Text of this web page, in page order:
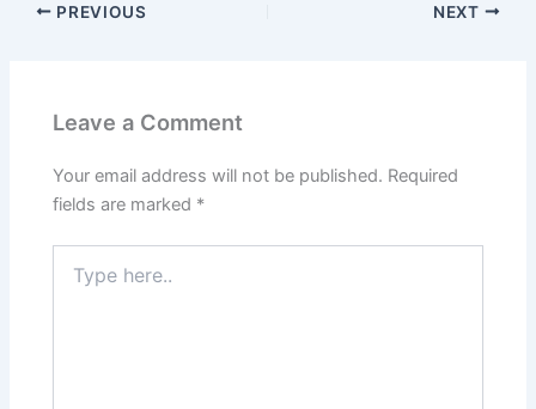
PREVIOUS NEXT
Leave a Comment
Your email address will not be published. Required
fields are marked *
here..